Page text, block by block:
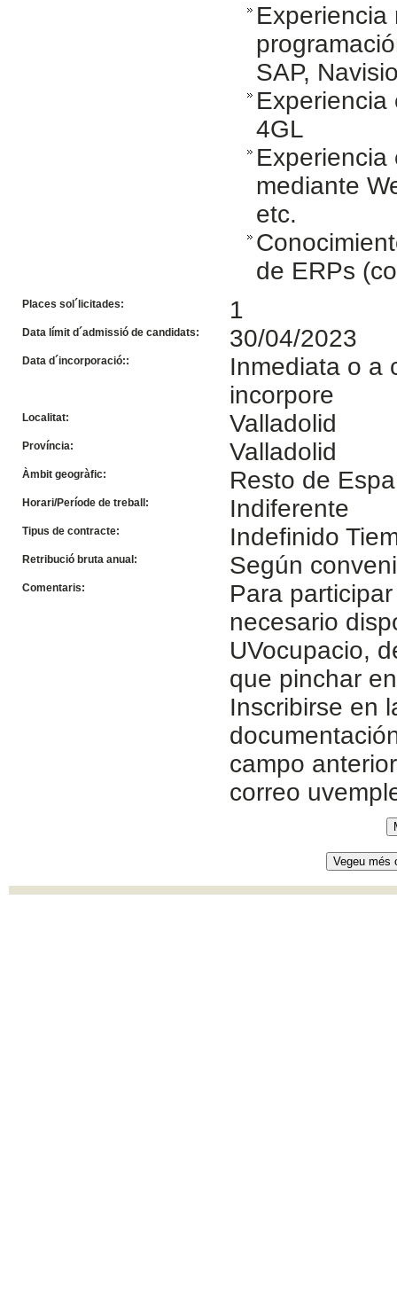
SAP,
4GL
Experiencia
mediante
etc.
de ERPs
Places sol´licitades: 1
Data límit d´admissió de candidats: 30/04/2023
Data d´incorporació::
Inmediata o a
incorpore
Localitat: Valladolid
Província: Valladolid
Àmbit geogràfic: Resto de
Horari/Període de treball: Indiferente
Tipus de contracte: Indefinido
Retribució bruta anual: Según
Comentaris:
Para
necesario
UVocupacio,
que pinchar
Inscribirse en
campo
correo